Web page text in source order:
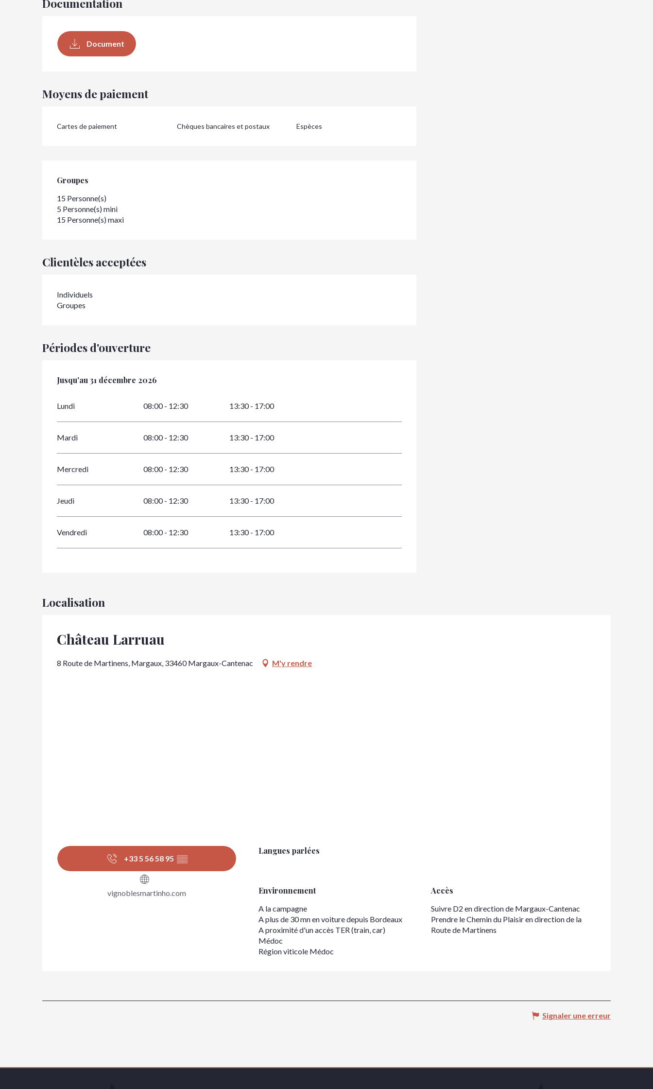
Documentation
Document
Moyens de paiement
Cartes de paiement Chèques bancaires et postaux Espèces
Groupes
Groupes
15 Personne(s)
5 Personne(s) mini
15 Personne(s) maxi
Clientèles acceptées
Individuels
Groupes
Périodes d'ouverture
Du2 janvier 2026au31 décembre 2026
Jusqu'au 31 décembre 2026
Lundi 08:00 - 12:30 13:30 - 17:00
Mardi 08:00 - 12:30 13:30 - 17:00
Mercredi 08:00 - 12:30 13:30 - 17:00
Jeudi 08:00 - 12:30 13:30 - 17:00
Vendredi 08:00 - 12:30 13:30 - 17:00
Localisation
Château Larruau
8 Route de Martinens, Margaux, 33460 Margaux-Cantenac M'y rendre
+33 5 56 58 95 ▒▒
vignoblesmartinho.com
Langues parlées
Langues parlées
Environnement
Environnement
A la campagne
A plus de 30 mn en voiture depuis Bordeaux
A proximité d'un accès TER (train, car)
Médoc
Région viticole Médoc
Accès
Accès
Suivre D2 en direction de Margaux-Cantenac
Prendre le Chemin du Plaisir en direction de la
Route de Martinens
Signaler une erreur